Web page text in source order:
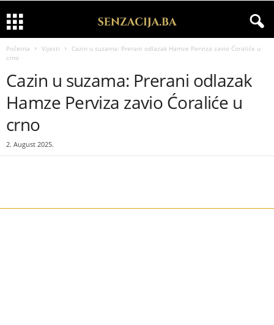
Početna Vijesti
Cazin u suzama: Prerani odlazak Hamze Perviza zavio Ćoraliće u
crno
Cazin u suzama: Prerani odlazak
Hamze Perviza zavio Ćoraliće u
crno
2. August 2025.